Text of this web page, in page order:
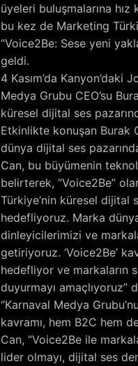
üyeleri buluşmalarına
bu kez de Marketing
“Voice2Be: Sese yeni
geldi.
4 Kasım’da Kanyon’daki
Medya Grubu CEO’su
küresel dijital ses
Etkinlikte konuşan Burak
dünya dijital ses
Can, bu büyümenin
belirterek, “Voice2Be”
Türkiye’nin küresel dijital
hedefliyoruz. Marka
dinleyicilerimizi ve
getiriyoruz. ‘Voice2Be’
hedefliyor ve markaların
duyurmayı amaçlıyoruz”
“Karnaval Medya
kavramı, hem B2C hem
Can, “Voice2Be ile
lider olmayı, dijital ses